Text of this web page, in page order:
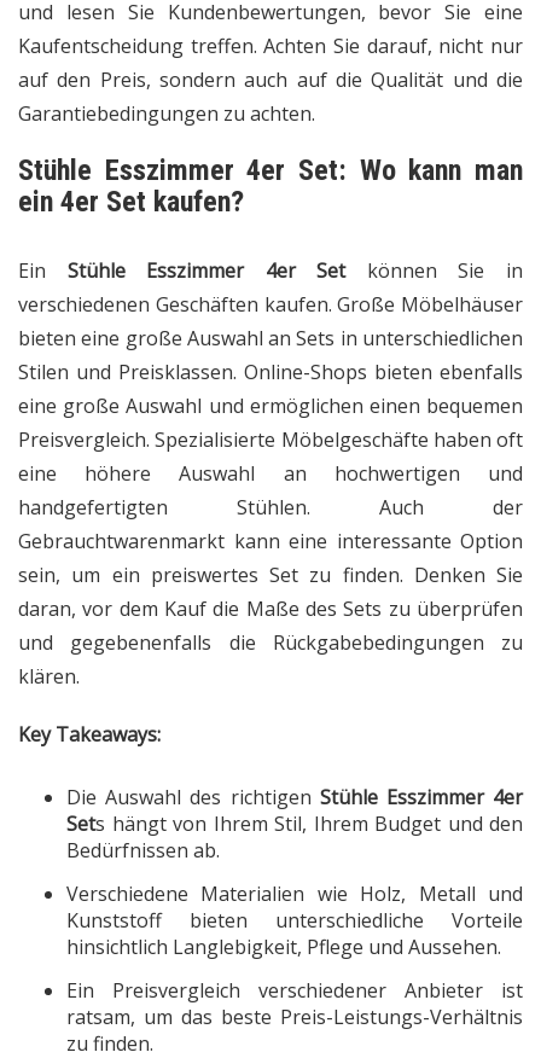
und lesen Sie Kundenbewertungen, bevor Sie eine
Kaufentscheidung treffen. Achten Sie darauf, nicht nur
auf den Preis, sondern auch auf die Qualität und die
Garantiebedingungen zu achten.
Stühle Esszimmer 4er Set: Wo kann man
ein 4er Set kaufen?
Ein Stühle Esszimmer 4er Setkönnen Sie in
verschiedenen Geschäften kaufen. Große Möbelhäuser
bieten eine große Auswahl an Sets in unterschiedlichen
Stilen und Preisklassen. Online-Shops bieten ebenfalls
eine große Auswahl und ermöglichen einen bequemen
Preisvergleich. Spezialisierte Möbelgeschäfte haben oft
eine höhere Auswahl an hochwertigen und
handgefertigten Stühlen. Auch der
Gebrauchtwarenmarkt kann eine interessante Option
sein, um ein preiswertes Set zu finden. Denken Sie
daran, vor dem Kauf die Maße des Sets zu überprüfen
und gegebenenfalls die Rückgabebedingungen zu
klären.
Key Takeaways:
Die Auswahl des richtigen Stühle Esszimmer 4er
Sets hängt von Ihrem Stil, Ihrem Budget und den
Bedürfnissen ab.
Verschiedene Materialien wie Holz, Metall und
Kunststoff bieten unterschiedliche Vorteile
hinsichtlich Langlebigkeit, Pflege und Aussehen.
Ein Preisvergleich verschiedener Anbieter ist
ratsam, um das beste Preis-Leistungs-Verhältnis
zu finden.